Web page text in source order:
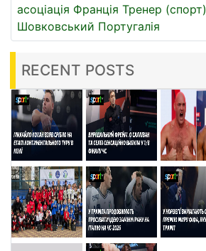
асоціація Франція Тренер (спорт)
Шовковський Португалія
RECENT POSTS